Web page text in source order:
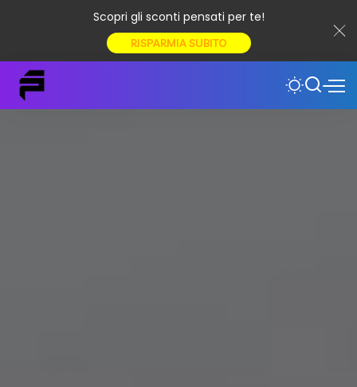
Scopri gli sconti pensati per te!
RISPARMIA SUBITO